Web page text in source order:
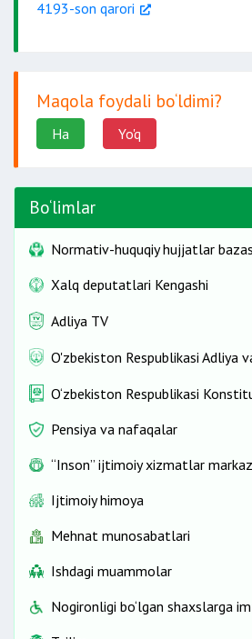
4193-son qarori
Maqola foydali bo‘ldimi?
Ha Yo'q
Bo‘limlar
Normativ-huquqiy hujjatlar
Xalq deputatlari Kengashi
Adliya TV
O'zbekiston Respublikasi Adliya
O‘zbekiston Respublikasi
Pensiya va nafaqalar
“Inson” ijtimoiy xizmatlar
Ijtimoiy himoya
Mehnat munosabatlari
Ishdagi muammolar
Nogironligi bo‘lgan shaxslarga